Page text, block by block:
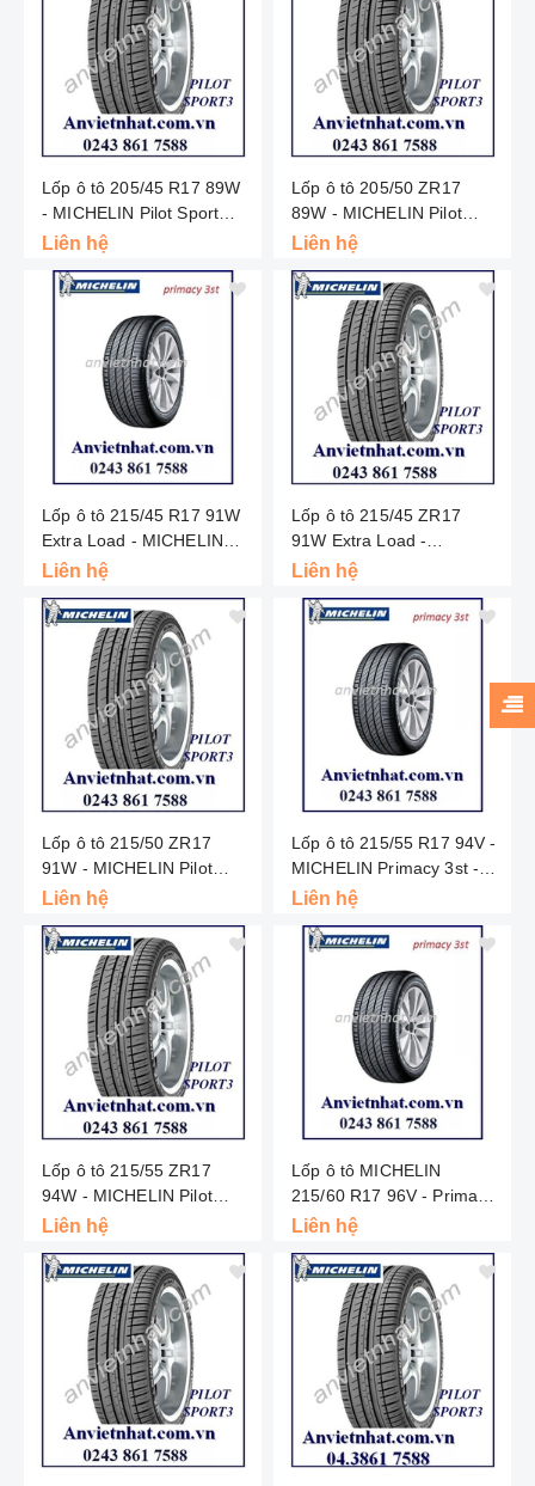
Lốp ô tô 205/45 R17 89W
- MICHELIN Pilot Sport
3ST - Thái
Liên hệ
Lốp ô tô 205/50 ZR17
89W - MICHELIN Pilot
Sport 3ST - Thái
Liên hệ
Lốp ô tô 215/45 R17 91W
Extra Load - MICHELIN
Primacy 3st - Thái Lan
Liên hệ
Lốp ô tô 215/45 ZR17
91W Extra Load -
MICHELIN Pilot Sport 3 ST
Liên hệ
Lốp ô tô 215/50 ZR17
91W - MICHELIN Pilot
Liên hệ
Lốp ô tô 215/55 R17 94V -
MICHELIN Primacy 3st -
Thái Lan
Liên hệ
Lốp ô tô 215/55 ZR17
94W - MICHELIN Pilot
Liên hệ
Lốp ô tô MICHELIN
215/60 R17 96V - Primacy
3st - Thái Lan
Liên hệ